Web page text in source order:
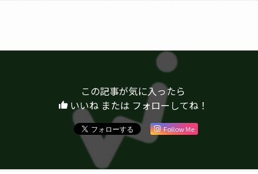
この記事が気に入ったら
いいね または フォローしてね！
Follow Me